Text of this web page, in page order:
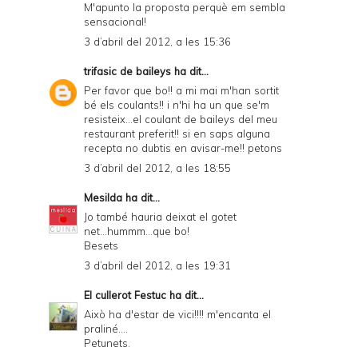
M'apunto la proposta perquè em sembla
sensacional!
3 d’abril del 2012, a les 15:36
trifasic de baileys ha dit...
Per favor que bo!! a mi mai m'han sortit
bé els coulants!! i n'hi ha un que se'm
resisteix...el coulant de baileys del meu
restaurant preferit!! si en saps alguna
recepta no dubtis en avisar-me!! petons
3 d’abril del 2012, a les 18:55
Mesilda ha dit...
Jo també hauria deixat el gotet
net...hummm...que bo!
Besets
3 d’abril del 2012, a les 19:31
El cullerot Festuc ha dit...
Això ha d'estar de vici!!!! m'encanta el
praliné....
Petunets,